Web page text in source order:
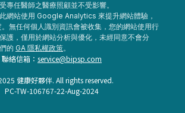
專任醫師之醫療照顧並不受影響。
網站使用 Google Analytics 來提升網站體驗，
。無任何個人識別資訊會被收集，您的網站使用行
護，僅用於網站分析與優化，未經同意不會分
的 GA 隱私權政策。
聯絡信箱： service@bipsp.com
健康好夥伴. All rights reserved.
PC-TW-106767-22-Aug-2024